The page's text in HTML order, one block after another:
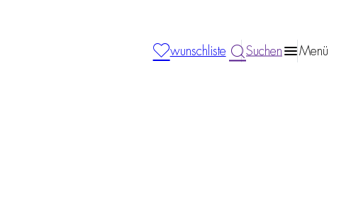
wunschliste Suchen Menü